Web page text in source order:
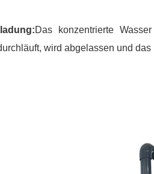
Das konzentrierte
wird abgelassen und